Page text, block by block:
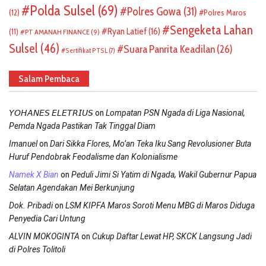
(12)
Polda Sulsel (69) Polres Gowa (31)
Polres Maros
(11)
PT AMANAH FINANCE(9) Ryan Latief(16)
Sengeketa Lahan
Sulsel (46) Sertifikat PTSL (7) Suara Panrita Keadilan(26)
Salam Pembaca
𝘠𝘖𝘏𝘈𝘕𝘌𝘚 𝘌𝘓𝘌𝘛𝘙𝘐𝘜𝘚on Lompatan PSN Ngada di Liga Nasional,
Pemda Ngada Pastikan Tak Tinggal Diam
Imanuelon Dari Sikka Flores, Mo’an Teka Iku Sang Revolusioner Buta
Huruf Pendobrak Feodalisme dan Kolonialisme
Namek X Bian on Peduli Jimi Si Yatim di Ngada, Wakil Gubernur Papua
Selatan Agendakan Mei Berkunjung
Dok. Pribadion LSM KIPFA Maros Soroti Menu MBG di Maros Diduga
Penyedia Cari Untung
ALVIN MOKOGINTA on Cukup Daftar Lewat HP, SKCK Langsung Jadi
di Polres Tolitoli